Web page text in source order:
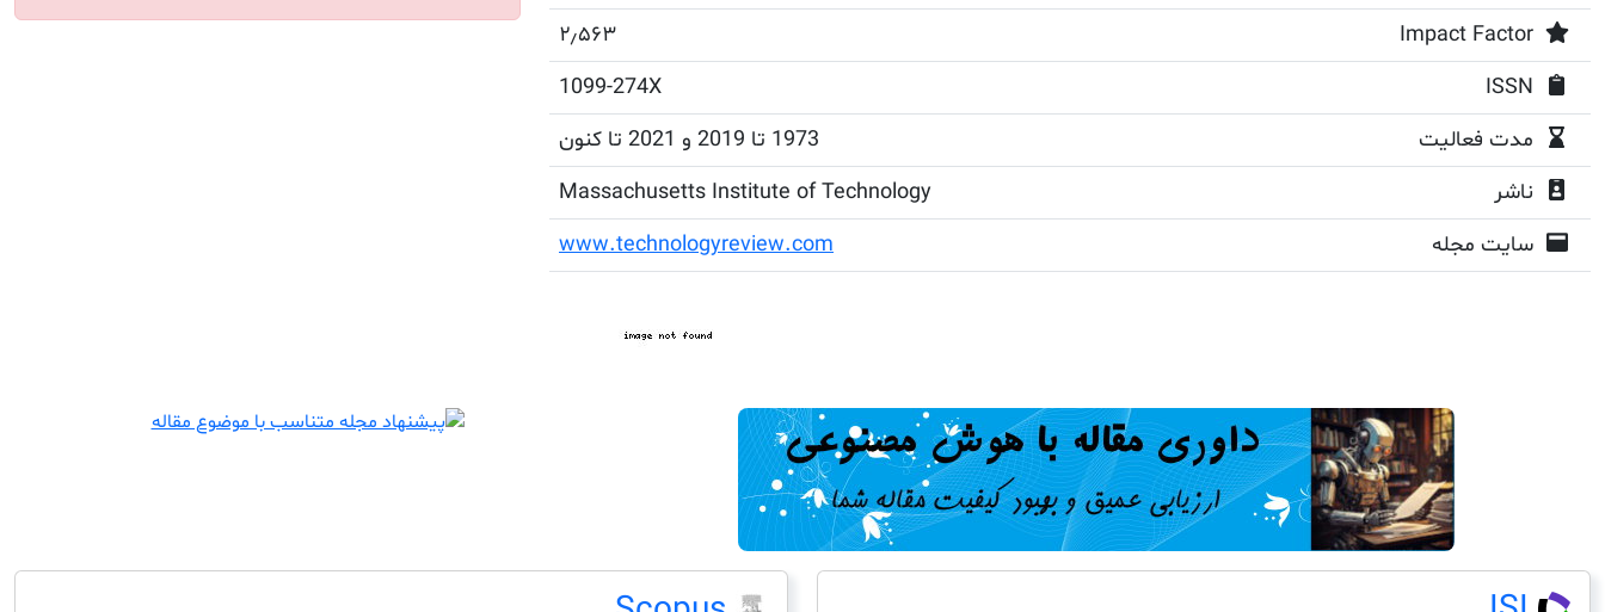
۲٫۵۶۳
Impact Factor
1099-274X
ISSN
1973 تا 2019 و 2021 تا کنون
مدت فعالیت
Massachusetts Institute of Technology
ناشر
www.technologyreview.com
سایت مجله